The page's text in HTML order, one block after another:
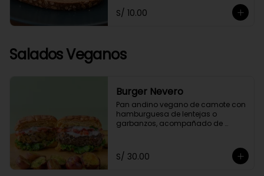
S/ 10.00
Salados Veganos
Burger Nevero
Pan andino vegano de camote con
hamburguesa de lentejas o
garbanzos, acompañado de
guacamole y papitas cocktail
salteadas con perejil.
S/ 30.00